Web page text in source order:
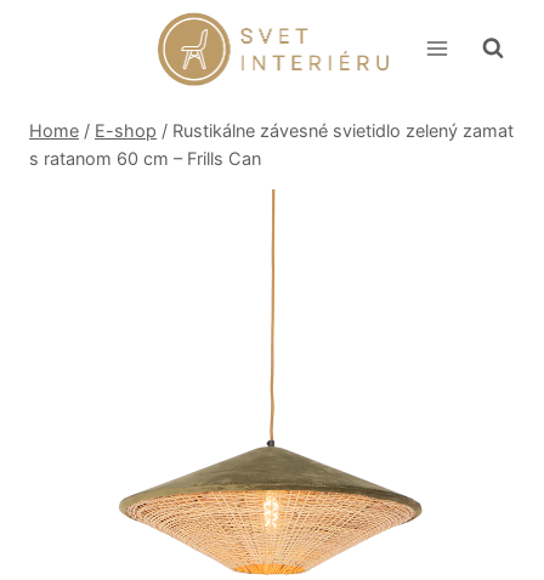
Home / E-shop / Rustikálne závesné svietidlo zelený zamat
s ratanom 60 cm – Frills Can